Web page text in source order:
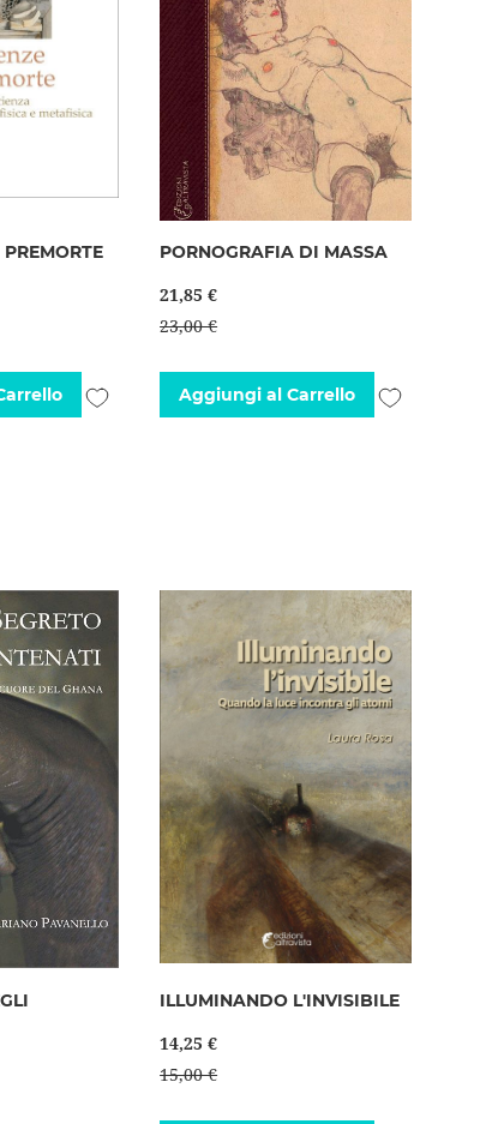
Aggiungi
PORNOGRAFIA DI MASSA
21,85 €
23,00 €
Aggiungi al Carrello
Aggiungi
ILLUMINANDO L'INVISIBILE
14,25 €
15,00 €